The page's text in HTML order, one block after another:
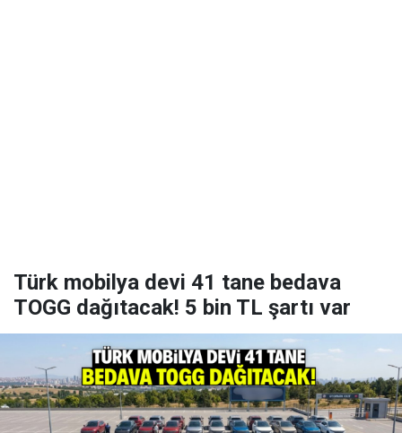
Türk mobilya devi 41 tane bedava
TOGG dağıtacak! 5 bin TL şartı var